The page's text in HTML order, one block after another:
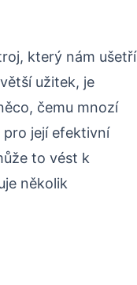
který nám ušetří
užitek, je
čemu mnozí
její efektivní
to vést k
několik